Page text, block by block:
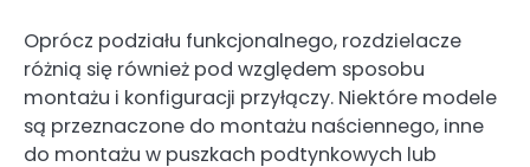
Oprócz podziału funkcjonalnego, rozdzielacze
różnią się również pod względem sposobu
montażu i konfiguracji przyłączy. Niektóre modele
są przeznaczone do montażu naściennego, inne
do montażu w puszkach podtynkowych lub